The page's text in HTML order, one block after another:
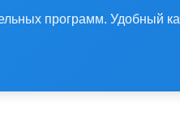
программ. Удобный